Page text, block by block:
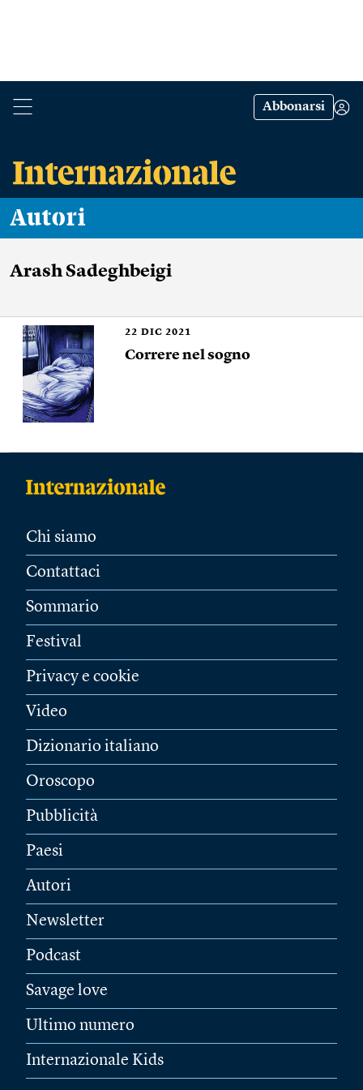
Abbonarsi
Autori
Arash Sadeghbeigi
22 DIC 2021
Correre nel sogno
Chi siamo
Contattaci
Sommario
Festival
Privacy e cookie
Video
Dizionario italiano
Oroscopo
Pubblicità
Paesi
Autori
Newsletter
Podcast
Savage love
Ultimo numero
Internazionale Kids